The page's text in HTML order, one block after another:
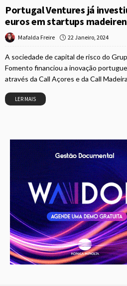
Portugal Ventures já
euros em startups
Mafalda Freire 22 Janeiro, 2024
A sociedade de capital de risco do
Fomento financiou a inovação
através da Call Açores e da Call
LER MAIS